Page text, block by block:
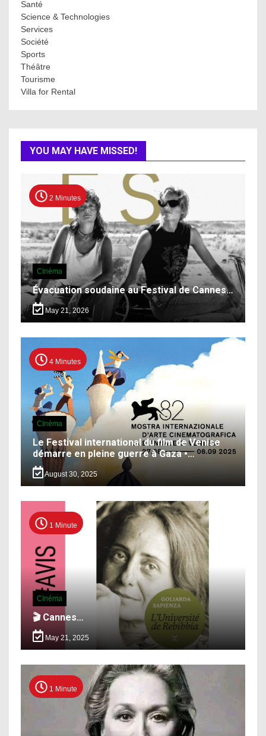
Santé
Science & Technologies
Services
Société
Sports
Théâtre
Tourisme
Villa for Rental
YOU MAY HAVE MISSED!
2 Minutes
Cinéma
Évacuation soudaine au Festival de Cannes…
May 21, 2026
4 Minutes
Cinéma
Le Festival international du film de Venise
démarre en pleine guerre à Gaza •…
August 30, 2025
1 Minute
Cinéma
🎬 Cannes…
May 21, 2025
1 Minute